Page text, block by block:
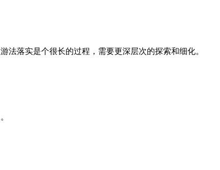
落实是个很长的过程，需要更深层次的探索和细化。